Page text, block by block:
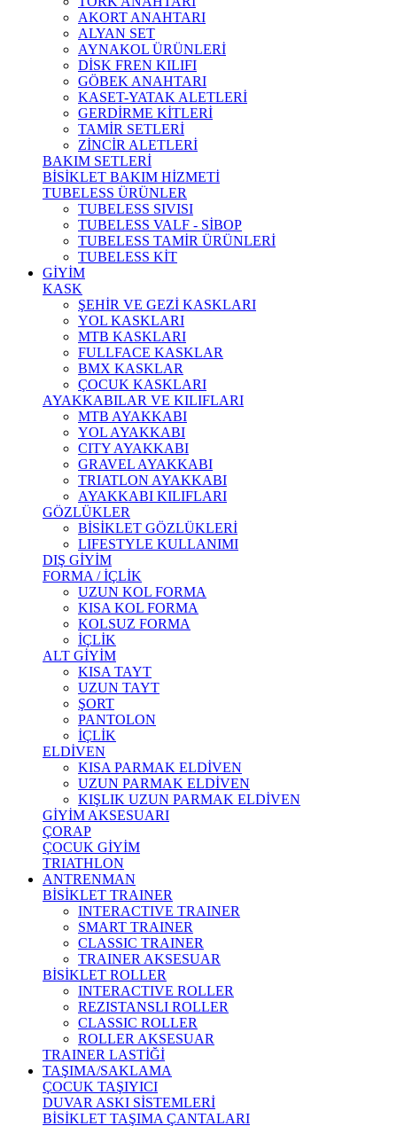
AKORT ANAHTARI
ALYAN SET
AYNAKOL ÜRÜNLERİ
DİSK FREN KILIFI
GÖBEK ANAHTARI
KASET-YATAK ALETLERİ
GERDİRME KİTLERİ
TAMİR SETLERİ
ZİNCİR ALETLERİ
BAKIM SETLERİ
BİSİKLET BAKIM HİZMETİ
TUBELESS ÜRÜNLER
TUBELESS SIVISI
TUBELESS VALF - SİBOP
TUBELESS TAMİR ÜRÜNLERİ
TUBELESS KİT
GİYİM
KASK
ŞEHİR VE GEZİ KASKLARI
YOL KASKLARI
MTB KASKLARI
FULLFACE KASKLAR
BMX KASKLAR
ÇOCUK KASKLARI
AYAKKABILAR VE KILIFLARI
MTB AYAKKABI
YOL AYAKKABI
CITY AYAKKABI
GRAVEL AYAKKABI
TRIATLON AYAKKABI
AYAKKABI KILIFLARI
GÖZLÜKLER
BİSİKLET GÖZLÜKLERİ
LIFESTYLE KULLANIMI
DIŞ GİYİM
FORMA / İÇLİK
UZUN KOL FORMA
KISA KOL FORMA
KOLSUZ FORMA
İÇLİK
ALT GİYİM
KISA TAYT
UZUN TAYT
ŞORT
PANTOLON
İÇLİK
ELDİVEN
KISA PARMAK ELDİVEN
UZUN PARMAK ELDİVEN
KIŞLIK UZUN PARMAK ELDİVEN
GİYİM AKSESUARI
ÇORAP
ÇOCUK GİYİM
TRIATHLON
ANTRENMAN
BİSİKLET TRAINER
INTERACTIVE TRAINER
SMART TRAINER
CLASSIC TRAINER
TRAINER AKSESUAR
BİSİKLET ROLLER
INTERACTIVE ROLLER
REZISTANSLI ROLLER
CLASSIC ROLLER
ROLLER AKSESUAR
TRAINER LASTİĞİ
TAŞIMA/SAKLAMA
ÇOCUK TAŞIYICI
DUVAR ASKI SİSTEMLERİ
BİSİKLET TAŞIMA ÇANTALARI